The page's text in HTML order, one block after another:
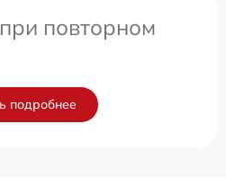
повторном
подробнее